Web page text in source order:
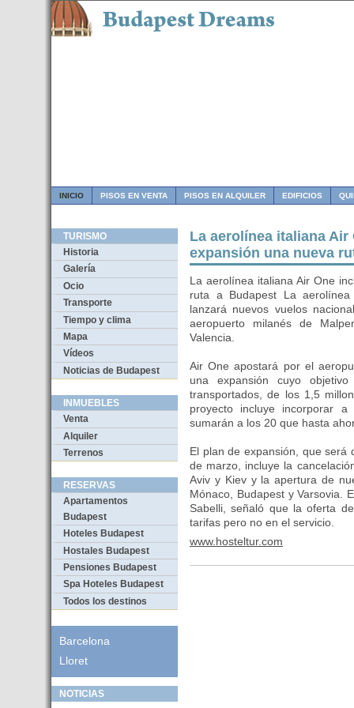
INICIO PISOS EN VENTA PISOS EN ALQUILER EDIFICIOS
TURISMO
Historia
Galería
Ocio
Transporte
Tiempo y clima
Mapa
Vídeos
Noticias de Budapest
INMUEBLES
Venta
Alquiler
Terrenos
RESERVAS
Apartamentos
Budapest
Hoteles Budapest
Hostales Budapest
Pensiones Budapest
Spa Hoteles Budapest
Todos los destinos
Barcelona
Lloret
NOTICIAS
La aerolínea italiana
expansión una nueva
La aerolínea italiana Air One
ruta a Budapest La
lanzará nuevos vuelos
aeropuerto milanés de
Valencia.
Air One apostará por el
una expansión cuyo
transportados, de los 1,5
proyecto incluye incorporar
sumarán a los 20 que hasta
El plan de expansión, que será
de marzo, incluye la
Aviv y Kiev y la apertura de
Mónaco, Budapest y Varsovia.
Sabelli, señaló que la oferta
tarifas pero no en el servicio.
www.hosteltur.com